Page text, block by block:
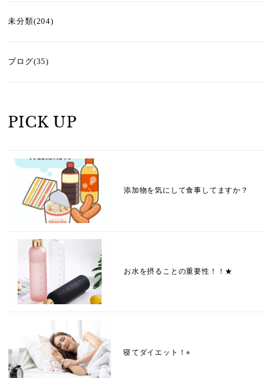
未分類(204)
ブログ(35)
PICK UP
添加物を気にして食事してますか？
お水を摂ることの重要性！！★
寝てダイエット！⭐︎